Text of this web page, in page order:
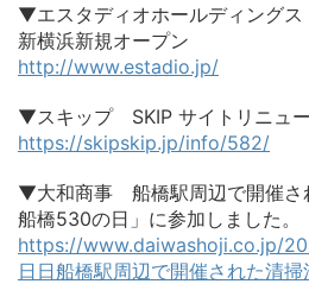
▼エスタディオホールディング
新横浜新規オープン
http://www.estadio.jp/
▼スキップ SKIP サイトリニュ
https://skipskip.jp/info/582/
▼大和商事 船橋駅周辺で開催さ
船橋530の日」に参加しました。
https://www.daiwashoji.co.jp/
日日船橋駅周辺で開催された清